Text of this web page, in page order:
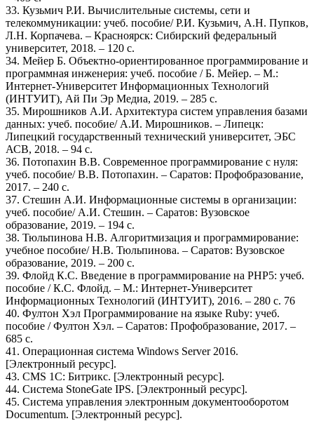
33. Кузьмич Р.И. Вычислительные системы, сети и
телекоммуникации: учеб. пособие/ Р.И. Кузьмич, А.Н. Пупков,
Л.Н. Корпачева. – Красноярск: Сибирский федеральный
университет, 2018. – 120 c.
34. Мейер Б. Объектно-ориентированное программирование и
программная инженерия: учеб. пособие / Б. Мейер. – М.:
Интернет-Университет Информационных Технологий
(ИНТУИТ), Ай Пи Эр Медиа, 2019. – 285 c.
35. Мирошников А.И. Архитектура систем управления базами
данных: учеб. пособие/ А.И. Мирошников. – Липецк:
Липецкий государственный технический университет, ЭБС
АСВ, 2018. – 94 c.
36. Потопахин В.В. Современное программирование с нуля:
учеб. пособие/ В.В. Потопахин. – Саратов: Профобразование,
2017. – 240 c.
37. Стешин А.И. Информационные системы в организации:
учеб. пособие/ А.И. Стешин. – Саратов: Вузовское
образование, 2019. – 194 c.
38. Тюльпинова Н.В. Алгоритмизация и программирование:
учебное пособие/ Н.В. Тюльпинова. – Саратов: Вузовское
образование, 2019. – 200 c.
39. Флойд К.С. Введение в программирование на PHP5: учеб.
пособие / К.С. Флойд. – М.: Интернет-Университет
Информационных Технологий (ИНТУИТ), 2016. – 280 c. 76
40. Фултон Хэл Программирование на языке Ruby: учеб.
пособие / Фултон Хэл. – Саратов: Профобразование, 2017. –
685 c.
41. Операционная система Windows Server 2016.
[Электронный ресурс].
43. CMS 1С: Битрикс. [Электронный ресурс].
44. Система StoneGate IPS. [Электронный ресурс].
45. Система управления электронным документооборотом
Documentum. [Электронный ресурс].